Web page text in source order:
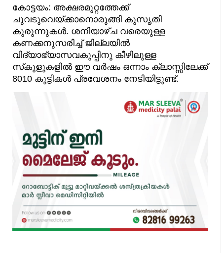
കോട്ടയം: അക്ഷരമുറ്റത്തേക്ക്
ചുവടുവെയ്ക്കാനൊരുങ്ങി കുസൃതി
കുരുന്നുകൾ. ശനിയാഴ്ച വരെയുള്ള
കണക്കനുസരിച്ച് ജില്ലയിൽ
വിദ്യാഭ്യാസവകുപ്പിനു കീഴിലുള്ള
സ്‌കൂളുകളിൽ ഈ വർഷം ഒന്നാം ക്ലാസ്സിലേക്ക്
8010 കുട്ടികൾ പ്രവേശനം നേടിയിട്ടുണ്ട്.